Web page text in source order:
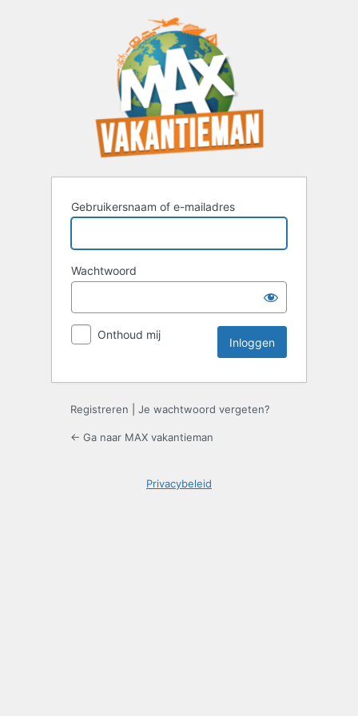
Gebruikersnaam of e-mailadres
Wachtwoord
Onthoud mij
Registreren Je wachtwoord vergeten?
← Ga naar MAX vakantieman
Privacybeleid